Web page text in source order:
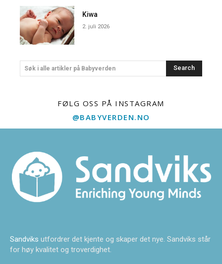
Kiwa
2. juli 2026
Søk i alle artikler på Babyverden Search
FØLG OSS PÅ INSTAGRAM
@BABYVERDEN.NO
Sandviks utfordrer det kjente og skaper det nye. Sandviks står
for høy kvalitet og troverdighet.